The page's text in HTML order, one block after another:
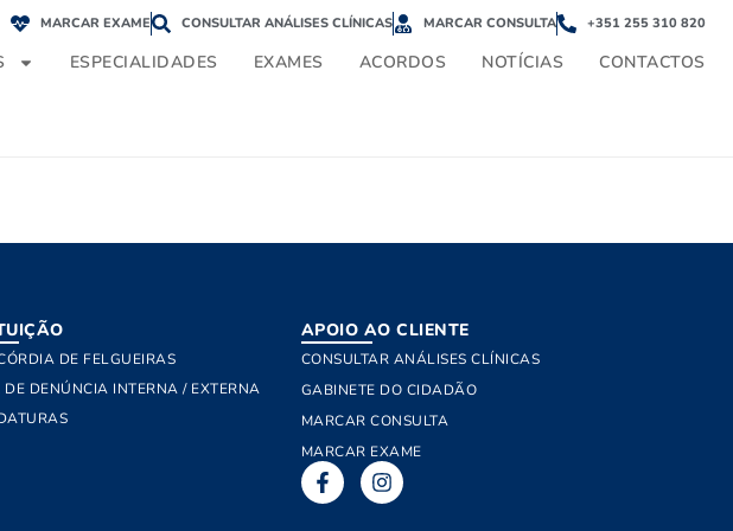
MARCAR EXAME CONSULTAR ANÁLISES CLÍNICAS MARCAR CONSULTA +351 255 310 820
ESPECIALIDADES EXAMES ACORDOS NOTÍCIAS CONTACTOS
DE FELGUEIRAS
DENÚNCIA INTERNA / EXTERNA
APOIO AO CLIENTE
CONSULTAR ANÁLISES CLÍNICAS
GABINETE DO CIDADÃO
MARCAR CONSULTA
MARCAR EXAME